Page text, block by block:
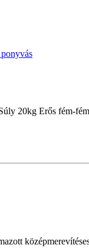
20kg Erős fém-